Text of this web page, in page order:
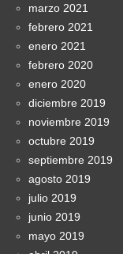
marzo 2021
febrero 2021
enero 2021
febrero 2020
enero 2020
diciembre 2019
noviembre 2019
octubre 2019
septiembre 2019
agosto 2019
julio 2019
junio 2019
mayo 2019